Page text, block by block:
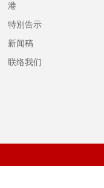
港
特別告示
新闻稿
联络我们